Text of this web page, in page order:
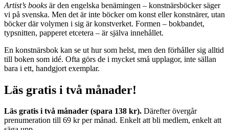
Artist’s books är den engelska benämingen – konstnärsböcker säger
vi på svenska. Men det är inte böcker om konst eller konstnärer, utan
böcker där volymen i sig är konstverket. Formen – bokbandet,
typsnitten, papperet etcetera – är själva innehållet.
En konstnärsbok kan se ut hur som helst, men den förhåller sig alltid
till boken som idé. Ofta görs de i mycket små upplagor, inte sällan
bara i ett, handgjort exemplar.
Läs gratis i två månader!
Läs gratis i två månader (spara 138 kr). Därefter övergår
prenumeration till 69 kr per månad. Enkelt att bli medlem, enkelt att